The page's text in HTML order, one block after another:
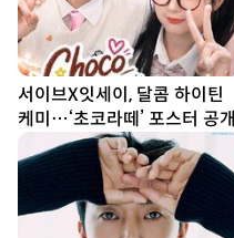
서이브X잇세이, 달콤 하이틴
케미…‘초코라떼’ 포스터 공개